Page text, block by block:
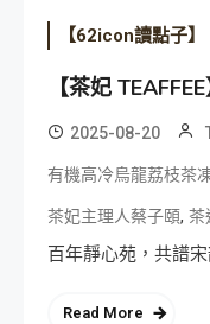
【62icon讀點子】
【茶妃
2025-08-20
有機高冷烏龍荔枝茶
茶妃主理人蔡子頤, 茶
百年靜心苑，共譜
Read More